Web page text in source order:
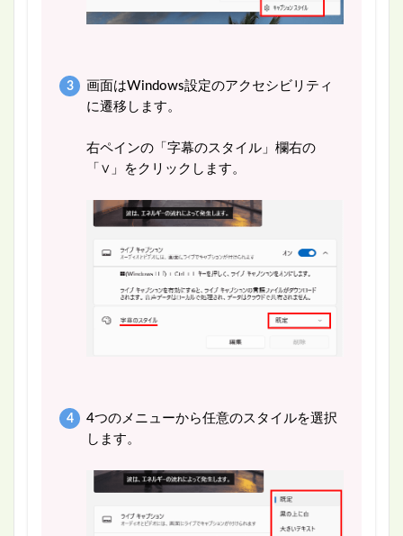
画面はWindows設定のアクセシビリティ
に遷移します。
右ペインの「字幕のスタイル」欄右の
「∨」をクリックします。
4つのメニューから任意のスタイルを選択
します。